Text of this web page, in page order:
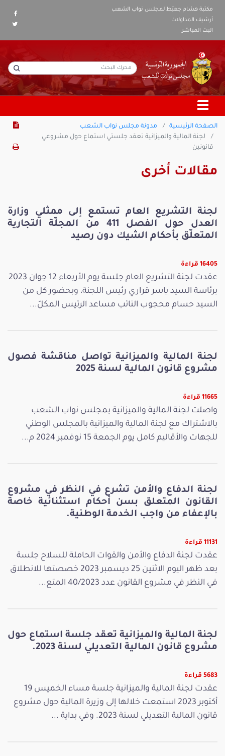
مكتبة هشام جعيّط لمجلس نواب الشعب
أرشيف المداولات
البث المباشر
الصفحة الرئيسية
مدونة مجلس نواب الشعب
لجنة المالية والميزانية تعقد جلستي استماع حول مشروعي
قانونين
مقالات أخرى
لجنة التشريع العام تستمع إلى ممثلي وزارة
العدل حول الفصل 411 من المجلّة التجارية
المتعلّق بأحكام الشيك دون رصيد
16405 قراءة
عقدت لجنة التشريع العام جلسة يوم الأربعاء 12 جوان 2023
برئاسة السيد ياسر قراري رئيس اللجنة، وبحضور كل من
السيد حسام محجوب النائب مساعد الرئيس المكلّ...
لجنة المالية والميزانية تواصل مناقشة فصول
مشروع قانون المالية لسنة 2025
11665 قراءة
واصلت لجنة المالية والميزانية بمجلس نواب الشعب
بالاشتراك مع لجنة المالية والميزانية بالمجلس الوطني
للجهات والأقاليم كامل يوم الجمعة 15 نوفمبر 2024 م...
لجنة الدفاع والأمن تشرع في النظر في مشروع
القانون المتعلق بسن أحكام استثنائية خاصة
بالإعفاء من واجب الخدمة الوطنية.
11131 قراءة
عقدت لجنة الدفاع والأمن والقوات الحاملة للسلاح جلسة
بعد ظهر اليوم الاثنين 25 ديسمبر 2023 خصصتها للانطلاق
في النظر في مشروع القانون عدد 40/2023 المتع...
لجنة المالية والميزانية تعقد جلسة استماع حول
مشروع قانون المالية التعديلي لسنة 2023.
5683 قراءة
عقدت لجنة المالية والميزانية جلسة مساء الخميس 19
أكتوبر 2023 استمعت خلالها إلى وزيرة المالية حول مشروع
قانون المالية التعديلي لسنة 2023. وفي بداية ...